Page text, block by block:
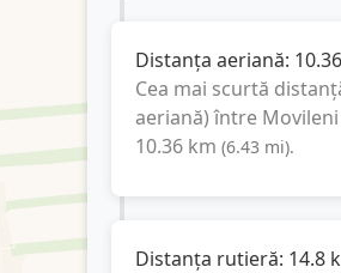
Distanța aeriană: 10.36
Cea mai scurtă
aeriană) între Movileni
10.36 km (6.43 mi).
Distanța rutieră: 14.8